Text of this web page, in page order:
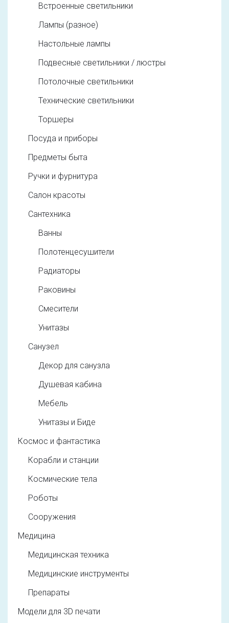
Встроенные светильники
Лампы (разное)
Настольные лампы
Подвесные светильники / люстры
Потолочные светильники
Технические светильники
Торшеры
Посуда и приборы
Предметы быта
Ручки и фурнитура
Салон красоты
Сантехника
Ванны
Полотенцесушители
Радиаторы
Раковины
Смесители
Унитазы
Санузел
Декор для санузла
Душевая кабина
Мебель
Унитазы и Биде
Космос и фантастика
Корабли и станции
Космические тела
Роботы
Сооружения
Медицина
Медицинская техника
Медицинские инструменты
Препараты
Модели для 3D печати